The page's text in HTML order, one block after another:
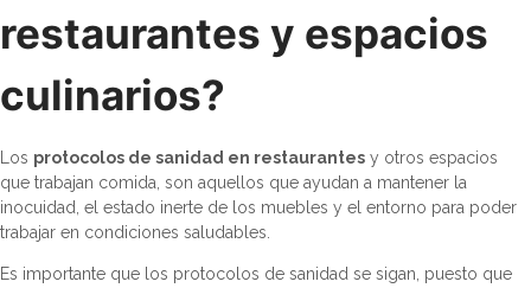
restaurantes y espacios
culinarios?
Los protocolos de sanidad en restaurantes y otros espacios
que trabajan comida, son aquellos que ayudan a mantener la
inocuidad, el estado inerte de los muebles y el entorno para poder
trabajar en condiciones saludables.
Es importante que los protocolos de sanidad se sigan, puesto que